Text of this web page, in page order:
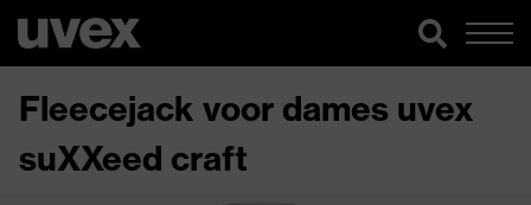
Fleecejack voor dames uvex
suXXeed craft